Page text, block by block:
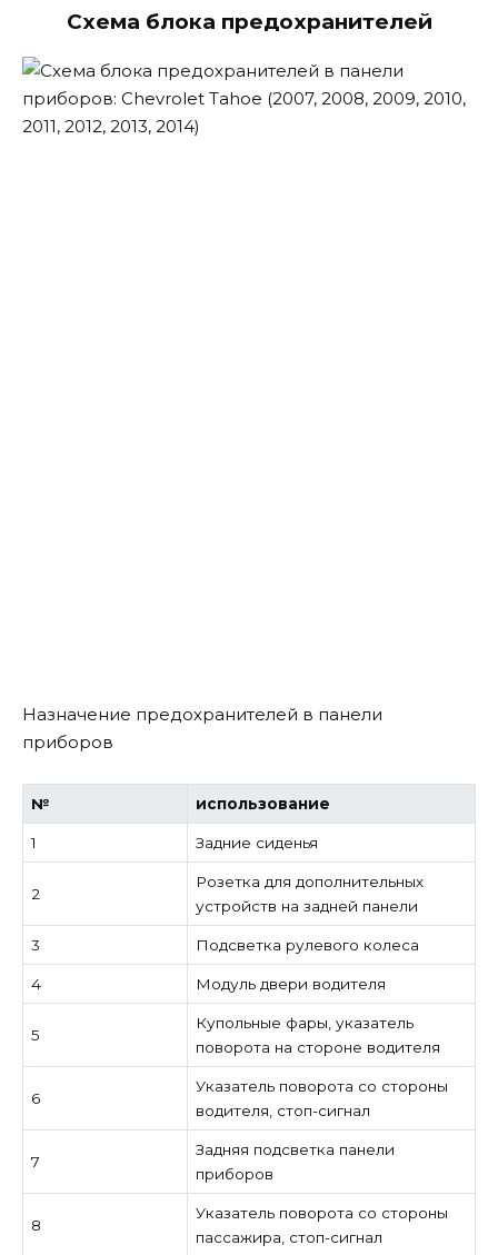
Схема блока предохранителей
Назначение предохранителей в панели
приборов
№ использование
1 Задние сиденья
2
Розетка для дополнительных
устройств на задней панели
3 Подсветка рулевого колеса
4 Модуль двери водителя
5
Купольные фары, указатель
поворота на стороне водителя
6
Указатель поворота со стороны
водителя, стоп-сигнал
7
Задняя подсветка панели
приборов
8
Указатель поворота со стороны
пассажира, стоп-сигнал